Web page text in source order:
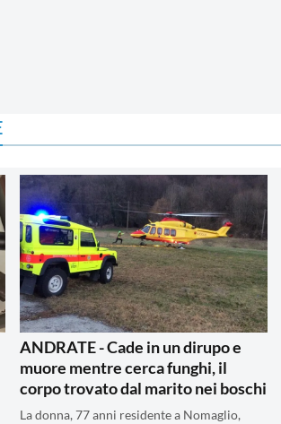
ANDRATE - Cade in un dirupo e
muore mentre cerca funghi, il
corpo trovato dal marito nei boschi
La donna, 77 anni residente a Nomaglio,